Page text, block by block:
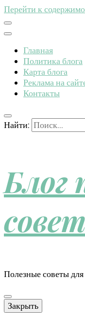
Перейти к
Главная
Политика блога
Карта блога
Реклама на
Контакты
Найти:
Блог
Полезные советы
Закрыть